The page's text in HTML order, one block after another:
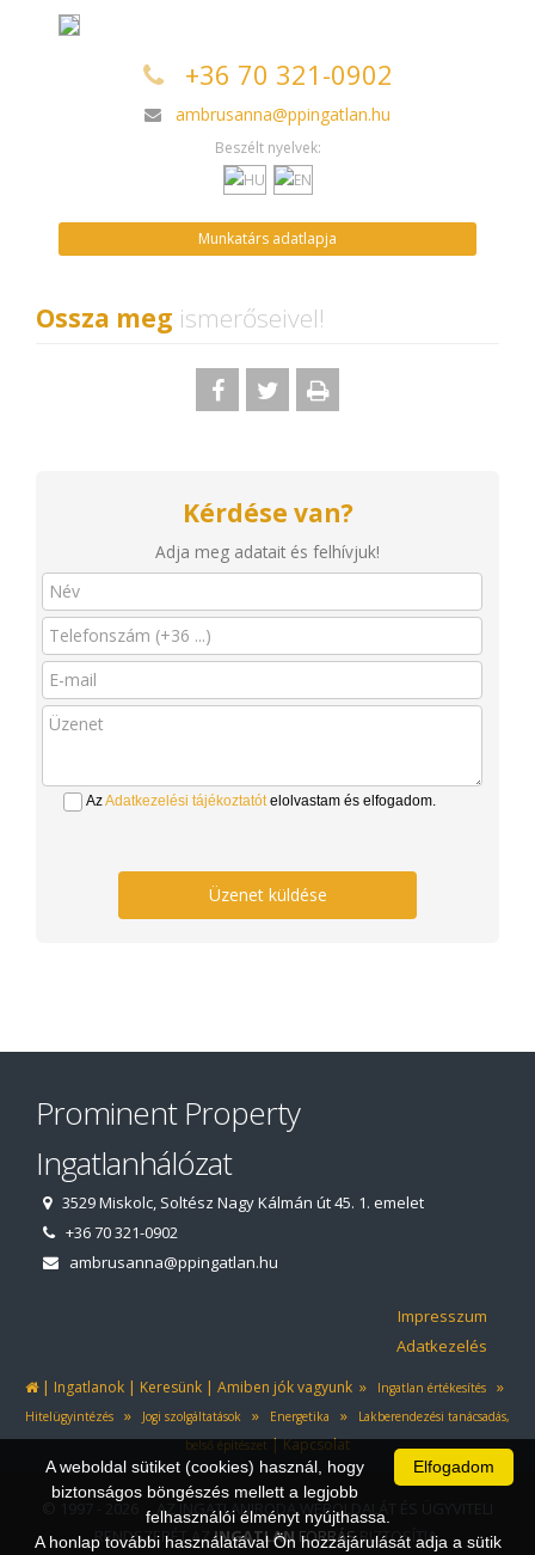
+36 70 321-0902
ambrusanna@ppingatlan.hu
Beszélt nyelvek:
Munkatárs adatlapja
Ossza meg ismerőseivel!
Kérdése van?
Adja meg adatait és felhívjuk!
AzAdatkezelési tájékoztatótelolvastam és elfogadom.
Üzenet küldése
Prominent Property
Ingatlanhálózat
3529 Miskolc, Soltész Nagy Kálmán út 45. 1. emelet
+36 70 321-0902
ambrusanna@ppingatlan.hu
Impresszum
Adatkezelés
| Ingatlanok| Keresünk| Amiben jók vagyunk» Ingatlan értékesítés»
Hitelügyintézés » Jogi szolgáltatások » Energetika »
Lakberendezési tanácsadás,
belső építészet |Kapcsolat
© 1997 - 2026 AZ INGATLANIRODA WEBOLDALÁT ÉS ÜGYVITELI
RENDSZERÉT AZINGATLAN FORRÁSBIZTOSÍTJA.
Elfogadom
A weboldal sütiket (cookies) használ, hogy
biztonságos böngészés mellett a legjobb
felhasználói élményt nyújthassa.
A honlap további használatával Ön hozzájárulását adja a sütik